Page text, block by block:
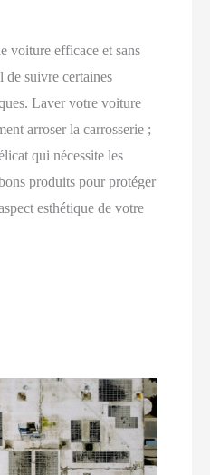
voiture efficace et sans
de suivre certaines
Laver votre voiture
arroser la carrosserie ;
qui nécessite les
produits pour protéger
esthétique de votre